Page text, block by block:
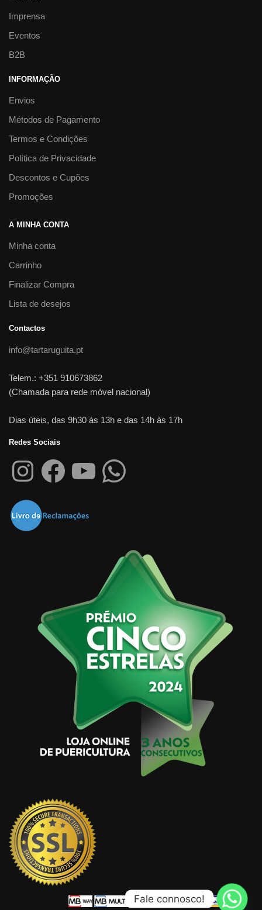
Imprensa
Eventos
B2B
INFORMAÇÃO
Envios
Métodos de Pagamento
Termos e Condições
Política de Privacidade
Descontos e Cupões
Promoções
A MINHA CONTA
Minha conta
Carrinho
Finalizar Compra
Lista de desejos
Contactos
info@tartaruguita.pt
Telem.: +351 910673862
(Chamada para rede móvel nacional)
Dias úteis, das 9h30 às 13h e das 14h às 17h
Redes Sociais
Fale connosco!